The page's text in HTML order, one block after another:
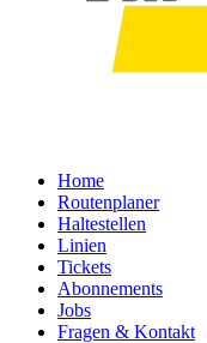
Home
Routenplaner
Haltestellen
Linien
Tickets
Abonnements
Jobs
Fragen & Kontakt